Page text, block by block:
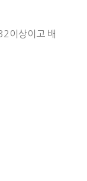
이상이고 배